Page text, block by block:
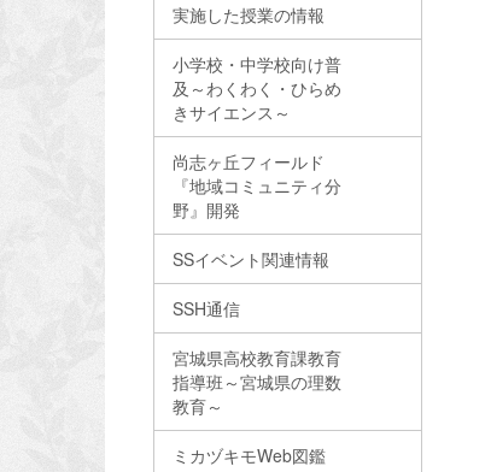
実施した授業の情報
小学校・中学校向け普
及～わくわく・ひらめ
きサイエンス～
尚志ヶ丘フィールド
『地域コミュニティ分
野』開発
SSイベント関連情報
SSH通信
宮城県高校教育課教育
指導班～宮城県の理数
教育～
ミカヅキモWeb図鑑